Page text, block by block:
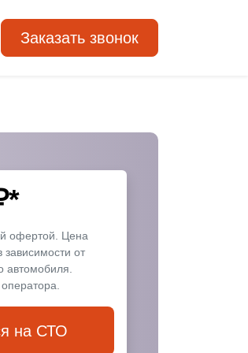
Заказать звонок
офертой. Цена
от
автомобиля.
на СТО